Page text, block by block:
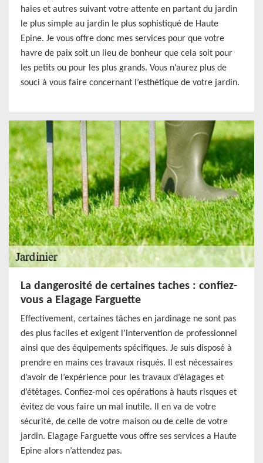
haies et autres suivant votre attente en partant du jardin
le plus simple au jardin le plus sophistiqué de Haute
Epine. Je vous offre donc mes services pour que votre
havre de paix soit un lieu de bonheur que cela soit pour
les petits ou pour les plus grands. Vous n’aurez plus de
souci à vous faire concernant l’esthétique de votre jardin.
La dangerosité de certaines taches : confiez-
vous a Elagage Farguette
Effectivement, certaines tâches en jardinage ne sont pas
des plus faciles et exigent l’intervention de professionnel
ainsi que des équipements spécifiques. Je suis disposé à
prendre en mains ces travaux risqués. Il est nécessaires
d’avoir de l’expérience pour les travaux d’élagages et
d’étêtages. Confiez-moi ces opérations à hauts risques et
évitez de vous faire un mal inutile. Il en va de votre
sécurité, de celle de votre maison ou de celle de votre
jardin. Elagage Farguette vous offre ses services a Haute
Epine alors n’attendez pas.